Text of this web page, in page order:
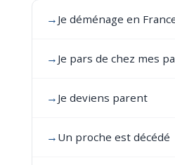
→ Je déménage en
→ Je pars de chez mes
→ Je deviens parent
→ Un proche est décédé